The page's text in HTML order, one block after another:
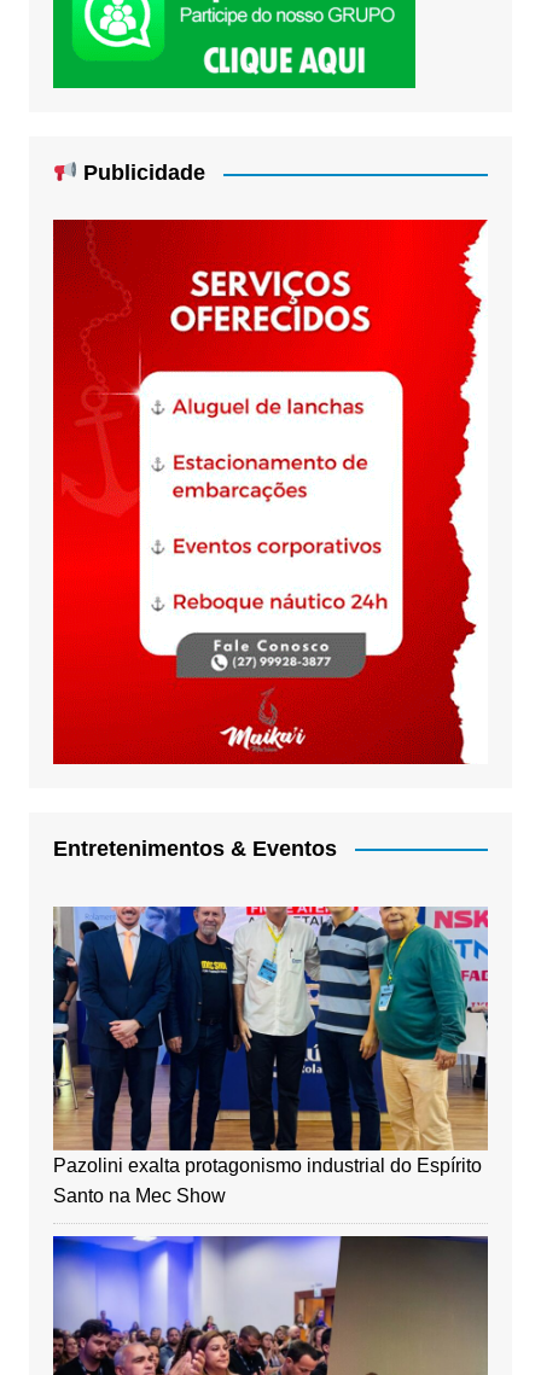
Publicidade
Entretenimentos & Eventos
Pazolini exalta protagonismo industrial do Espírito
Santo na Mec Show